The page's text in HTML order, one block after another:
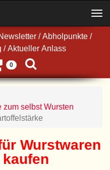
/ Abholpunkte /
/ Aktueller Anlass
0
navigation
zum selbst Wursten
Wurstwaren